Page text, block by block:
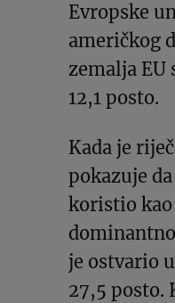
Evropske
američkog
zemalja EU
12,1 posto.
Kada je
pokazuje
koristio kao
je ostvario
27,5 posto.